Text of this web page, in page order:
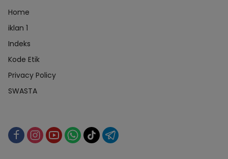
Home
iklan 1
Indeks
Kode Etik
Privacy Policy
SWASTA